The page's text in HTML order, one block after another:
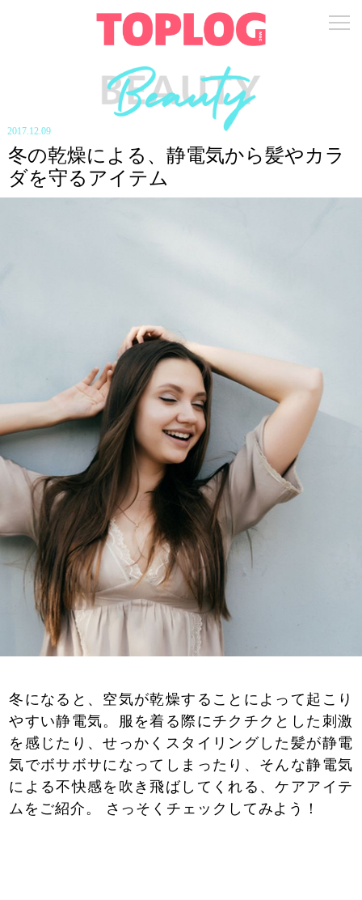
2017.12.09
冬の乾燥による、静電気から髪やカラ
ダを守るアイテム
冬になると、空気が乾燥することによって起こり
やすい静電気。服を着る際にチクチクとした刺激
を感じたり、せっかくスタイリングした髪が静電
気でボサボサになってしまったり、そんな静電気
による不快感を吹き飛ばしてくれる、ケアアイテ
ムをご紹介。 さっそくチェックしてみよう！